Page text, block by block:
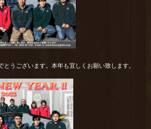
とうございます。本年も宜しくお願い致します。